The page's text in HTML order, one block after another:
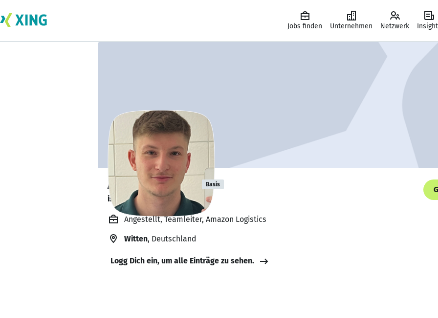
Jobs finden Unternehmen Netzwerk
Adrian Cyqalla Basis
ist offen für Projekte. 🔎
Angestellt, Teamleiter, Amazon Logistics
Witten, Deutschland
Logg Dich ein, um alle Einträge zu sehen.